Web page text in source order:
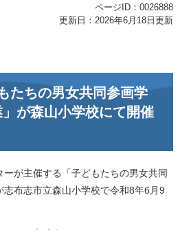
ページID：0026888
更新日：2026年6月18日更新
たちの男女共同参画学
が森山小学校にて開催
が主催する「子どもたちの男女共同
布志市立森山小学校で令和8年6月9